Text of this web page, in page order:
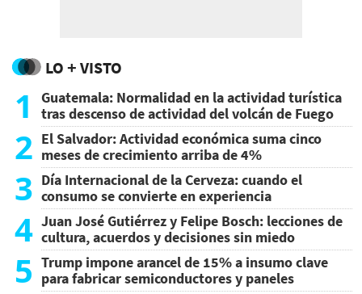
LO + VISTO
1
Guatemala: Normalidad en la actividad turística
tras descenso de actividad del volcán de Fuego
2 El Salvador: Actividad económica suma cinco
meses de crecimiento arriba de 4%
3 Día Internacional de la Cerveza: cuando el
consumo se convierte en experiencia
4 Juan José Gutiérrez y Felipe Bosch: lecciones de
cultura, acuerdos y decisiones sin miedo
5 Trump impone arancel de 15% a insumo clave
para fabricar semiconductores y paneles